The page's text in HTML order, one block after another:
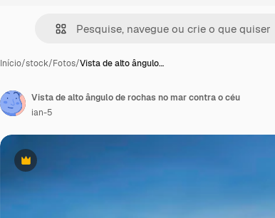
Início/stock/Fotos/Vista de alto ângulo…
Premium
Vista de alto ângulo de rochas no mar contra o céu
ian-5